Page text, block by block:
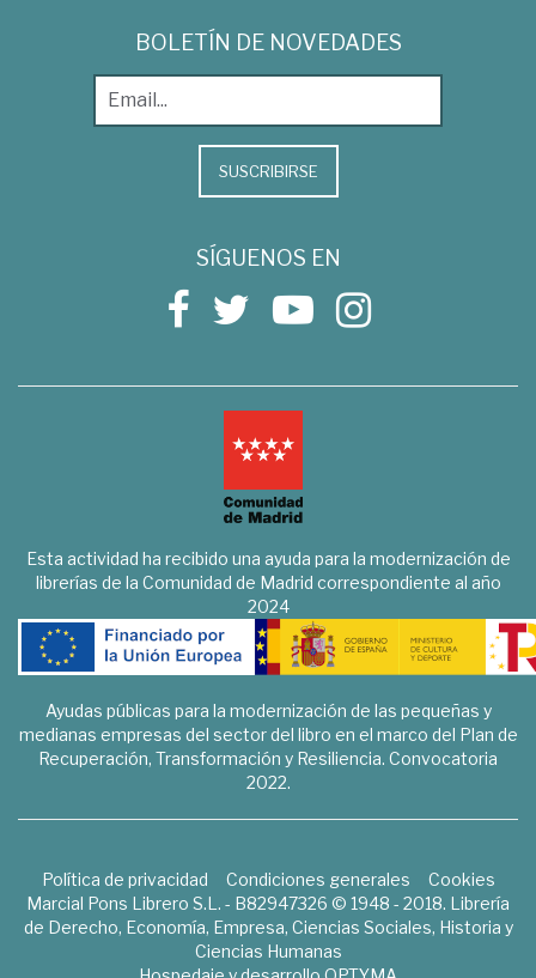
BOLETÍN DE NOVEDADES
SUSCRIBIRSE
SÍGUENOS EN
Esta actividad ha recibido una ayuda para la modernización de
librerías de la Comunidad de Madrid correspondiente al año
2024
Ayudas públicas para la modernización de las pequeñas y
medianas empresas del sector del libro en el marco del Plan de
Recuperación, Transformación y Resiliencia. Convocatoria
2022.
Política de privacidad Condiciones generales
Cookies
Marcial Pons Librero S.L. - B82947326 © 1948 - 2018. Librería
de Derecho, Economía, Empresa, Ciencias Sociales, Historia y
Ciencias Humanas